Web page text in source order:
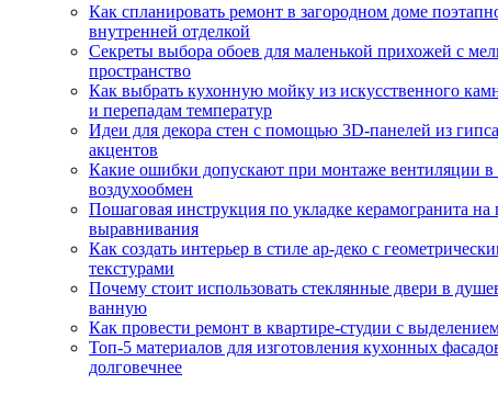
Как спланировать ремонт в загородном доме
внутренней отделкой
Секреты выбора обоев для маленькой прихожей с
пространство
Как выбрать кухонную мойку из искусственного
и перепадам температур
Идеи для декора стен с помощью 3D-панелей из
акцентов
Какие ошибки допускают при монтаже вентиляции в
воздухообмен
Пошаговая инструкция по укладке керамогранита
выравнивания
Как создать интерьер в стиле ар-деко с
текстурами
Почему стоит использовать стеклянные двери в
ванную
Как провести ремонт в квартире-студии с
Топ-5 материалов для изготовления кухонных
долговечнее